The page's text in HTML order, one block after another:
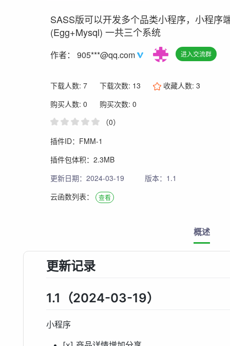
SASS版可以开发多个品类小程序，小程序
(Egg+Mysql) 一共三个系统
作者：905***@qq.com 进入交流群
下载人数: 7 下载次数: 13 收藏人数:3
购买人数: 0
购买次数: 0
（0）
插件ID：FMM-1
插件包体积：2.3MB
更新日期：2024-03-19
版本：1.1
云函数列表： 查看
概述
更新记录
1.1（2024-03-19）
小程序